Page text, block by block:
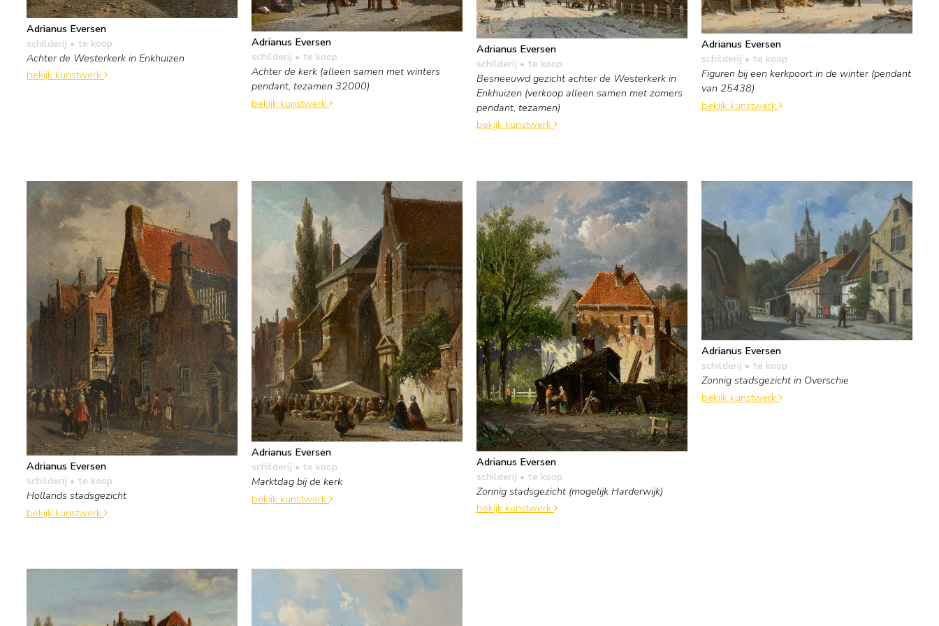
Adrianus Eversen
schilderij • te koop
Achter de Westerkerk in Enkhuizen
bekijk kunstwerk
Adrianus Eversen
schilderij • te koop
Achter de kerk (alleen samen met winters
pendant, tezamen 32000)
bekijk kunstwerk
Adrianus Eversen
schilderij • te koop
Besneeuwd gezicht achter de Westerkerk in
Enkhuizen (verkoop alleen samen met zomers
pendant, tezamen)
bekijk kunstwerk
Adrianus Eversen
schilderij • te koop
Figuren bij een kerkpoort in de winter (pendant
van 25438)
bekijk kunstwerk
Adrianus Eversen
schilderij • te koop
Hollands stadsgezicht
bekijk kunstwerk
Adrianus Eversen
schilderij • te koop
Marktdag bij de kerk
bekijk kunstwerk
Adrianus Eversen
schilderij • te koop
Zonnig stadsgezicht (mogelijk Harderwijk)
bekijk kunstwerk
Adrianus Eversen
schilderij • te koop
Zonnig stadsgezicht in Overschie
bekijk kunstwerk